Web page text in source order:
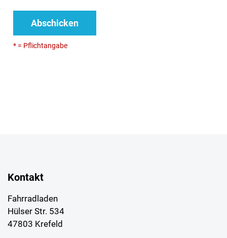
Abschicken
* = Pflichtangabe
Kontakt
Fahrradladen
Hülser Str. 534
47803 Krefeld